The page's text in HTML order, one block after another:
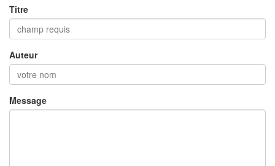
Titre
Auteur
Message